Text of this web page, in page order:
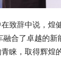
致辞中说，煌
合了卓越的
睐，取得辉煌